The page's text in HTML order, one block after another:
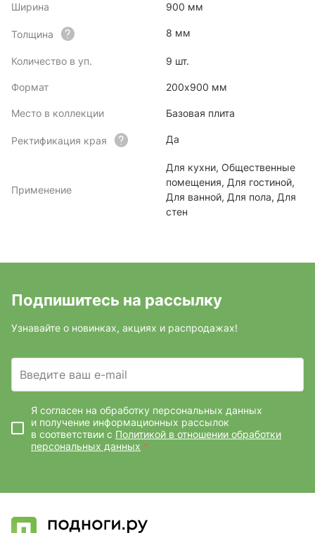
Ширина 900 мм
Толщина 8 мм
Количество в уп. 9 шт.
Формат 200x900 мм
Место в коллекции Базовая плита
Ректификация края Да
Применение
Для кухни, Общественные
помещения, Для гостиной,
Для ванной, Для пола, Для
стен
Подпишитесь на рассылку
Узнавайте о новинках, акциях и распродажах!
Введите ваш e-mail
Я согласен на обработку персональных данных
и получение информационных рассылок
в соответствии с Политикой в отношении обработки
персональных данных *